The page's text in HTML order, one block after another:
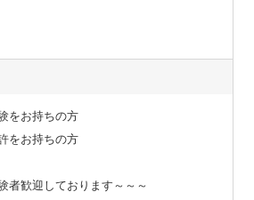
をお持ちの方
をお持ちの方
者歓迎しております～～～